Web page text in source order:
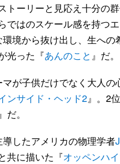
トーリーと見応え十分の
ではのスケール感を持つ
境から抜け出し、生への
光った『あんのこと 』だ。
が子供だけでなく大人の
ンサイド・ヘッド2』。2
だ。
したアメリカの物理学者
共に描いた『オッペンハ